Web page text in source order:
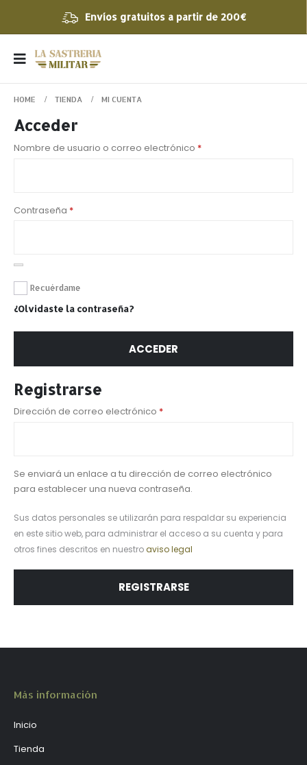
Envíos gratuitos a partir de 200€
HOME TIENDA MI CUENTA
Acceder
Nombre de usuario o correo electrónico *
Contraseña *
Recuérdame
¿Olvidaste la contraseña?
ACCEDER
Registrarse
Dirección de correo electrónico *
Se enviará un enlace a tu dirección de correo electrónico
para establecer una nueva contraseña.
Sus datos personales se utilizarán para respaldar su experiencia
en este sitio web, para administrar el acceso a su cuenta y para
otros fines descritos en nuestroaviso legal
REGISTRARSE
Más información
Inicio
Tienda